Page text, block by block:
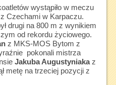
wystąpiło w meczu
Czechami w Karpaczu.
drugi na 800 m z wynikiem
od rekordu życiowego.
z MKS-MOS Bytom z
pokonali mistrza
Jakuba Augustyniakaz
metę na trzeciej pozycji z